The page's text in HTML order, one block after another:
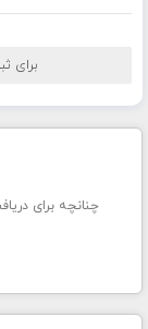
برای
چنانچه برای